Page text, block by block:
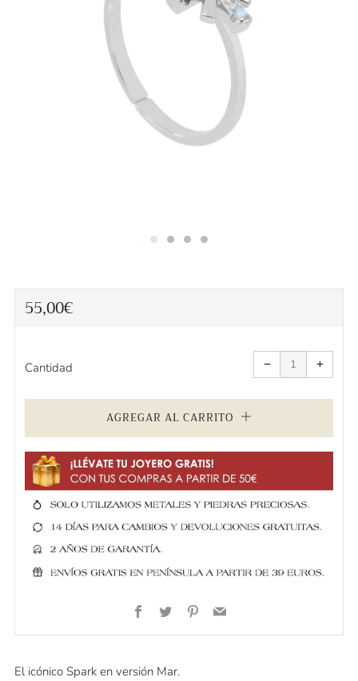
Precio
55,00€
Cantidad −
Quitar
a
cantidad
de
+a
de
AGREGAR AL CARRITO
Facebook
Twitter Pinterest
Email
El icónico Spark en versión Mar.